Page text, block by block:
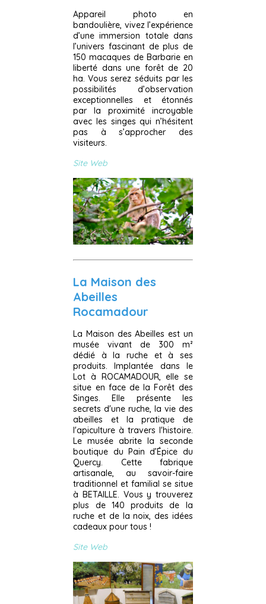
Appareil photo en
bandoulière, vivez l’expérience
d’une immersion totale dans
l’univers fascinant de plus de
150 macaques de Barbarie en
liberté dans une forêt de 20
ha. Vous serez séduits par les
possibilités d’observation
exceptionnelles et étonnés
par la proximité incroyable
avec les singes qui n’hésitent
pas à s’approcher des
visiteurs.
Site Web
La Maison des
Abeilles
Rocamadour
La Maison des Abeilles est un
musée vivant de 300 m²
dédié à la ruche et à ses
produits. Implantée dans le
Lot à ROCAMADOUR, elle se
situe en face de la Forêt des
Singes. Elle présente les
secrets d'une ruche, la vie des
abeilles et la pratique de
l'apiculture à travers l'histoire.
Le musée abrite la seconde
boutique du Pain d’Épice du
Quercy. Cette fabrique
artisanale, au savoir-faire
traditionnel et familial se situe
à BETAILLE. Vous y trouverez
plus de 140 produits de la
ruche et de la noix, des idées
cadeaux pour tous !
Site Web